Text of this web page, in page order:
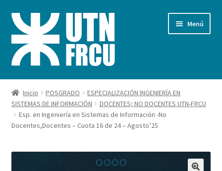
Ir
la
navegación
Ir
al
contenido
Menú
Inicio
Carrito
Finalizar compra
Inicio POSGRADO
ESPECIALIZACIÓN INGENIERÍA EN
SISTEMAS DE INFORMACIÓN
DOCENTES; NO DOCENTES UTN-FRCU
Esp. en Ingeniería en Sistemas de Información -No
Docentes,Docentes – Cuota 16 de 24 – Agosto’25